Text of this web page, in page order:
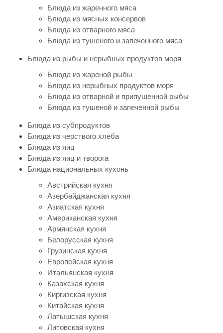
Блюда из жаренного мяса
Блюда из мясных консервов
Блюда из отварного мяса
Блюда из тушеного и запеченного мяса
Блюда из рыбы и нерыбных продуктов моря
Блюда из жареной рыбы
Блюда из нерыбных продуктов моря
Блюда из отварной и припущенной рыбы
Блюда из тушеной и запеченной рыбы
Блюда из субпродуктов
Блюда из черствого хлеба
Блюда из яиц
Блюда из яиц и творога
Блюда национальных кухонь
Австрийская кухня
Азербайджанская кухня
Азиатская кухня
Американская кухня
Армянская кухня
Белорусская кухня
Грузинская кухня
Европейская кухня
Итальянская кухня
Казахская кухня
Киргизская кухня
Китайская кухня
Латышская кухня
Литовская кухня